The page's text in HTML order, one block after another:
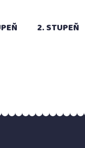
2. STUPEŇ